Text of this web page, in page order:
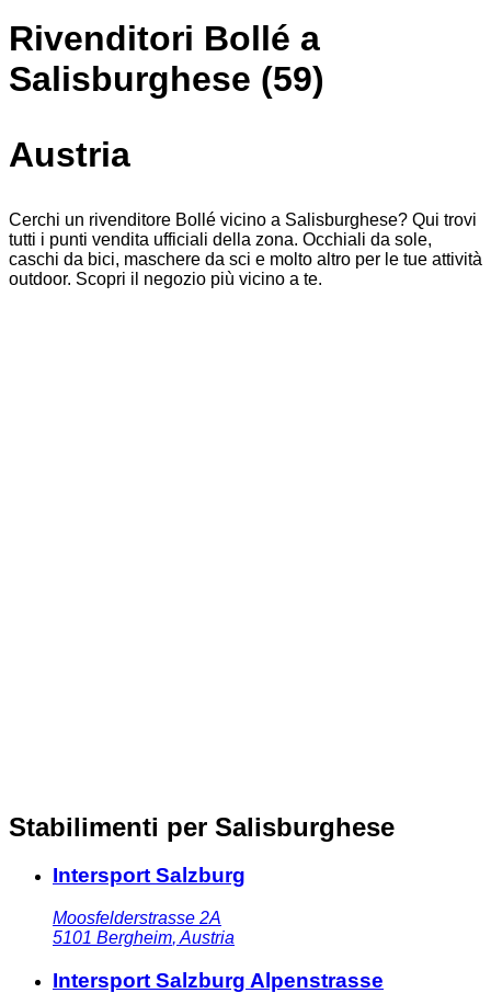
Rivenditori Bollé a
Salisburghese (59)
Austria
Cerchi un rivenditore Bollé vicino a Salisburghese? Qui trovi
tutti i punti vendita ufficiali della zona. Occhiali da sole,
caschi da bici, maschere da sci e molto altro per le tue attività
outdoor. Scopri il negozio più vicino a te.
Stabilimenti per Salisburghese
Intersport Salzburg
Moosfelderstrasse 2A
5101 Bergheim, Austria
Intersport Salzburg Alpenstrasse